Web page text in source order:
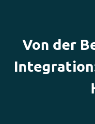
Von der